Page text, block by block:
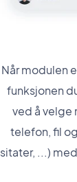
Når modulen
funksjonen
ved å velge
telefon, fil
sitater, ...)